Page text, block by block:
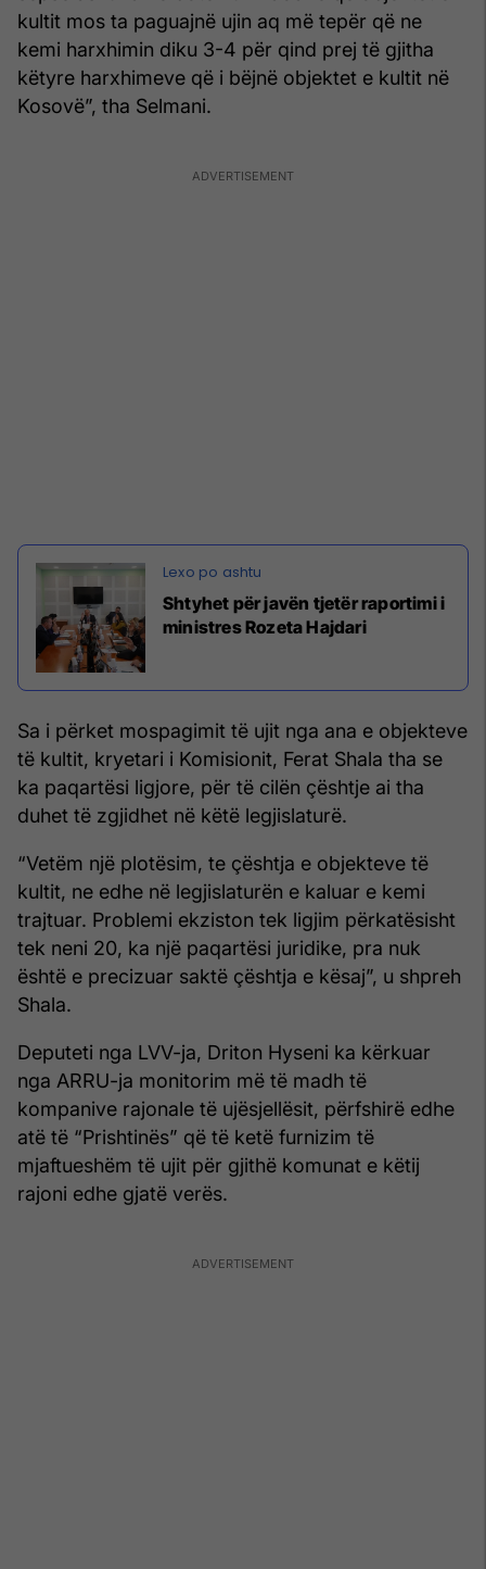
kultit mos ta paguajnë ujin aq më tepër që ne
kemi harxhimin diku 3-4 për qind prej të gjitha
këtyre harxhimeve që i bëjnë objektet e kultit në
Kosovë”, tha Selmani.
Shtyhet për javën tjetër raportimi i
ministres Rozeta Hajdari
Sa i përket mospagimit të ujit nga ana e objekteve
të kultit, kryetari i Komisionit, Ferat Shala tha se
ka paqartësi ligjore, për të cilën çështje ai tha
duhet të zgjidhet në këtë legjislaturë.
“Vetëm një plotësim, te çështja e objekteve të
kultit, ne edhe në legjislaturën e kaluar e kemi
trajtuar. Problemi ekziston tek ligjim përkatësisht
tek neni 20, ka një paqartësi juridike, pra nuk
është e precizuar saktë çështja e kësaj”, u shpreh
Shala.
Deputeti nga LVV-ja, Driton Hyseni ka kërkuar
nga ARRU-ja monitorim më të madh të
kompanive rajonale të ujësjellësit, përfshirë edhe
atë të “Prishtinës” që të ketë furnizim të
mjaftueshëm të ujit për gjithë komunat e këtij
rajoni edhe gjatë verës.